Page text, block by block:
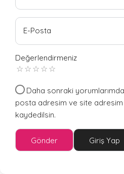
E-Posta
Değerlendirmeniz
Daha sonraki yorumlarımda
posta adresim ve site adresim
kaydedilsin.
Gönder Giriş Yap